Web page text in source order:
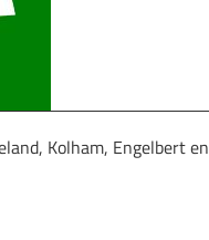
Kolham, Engelbert en